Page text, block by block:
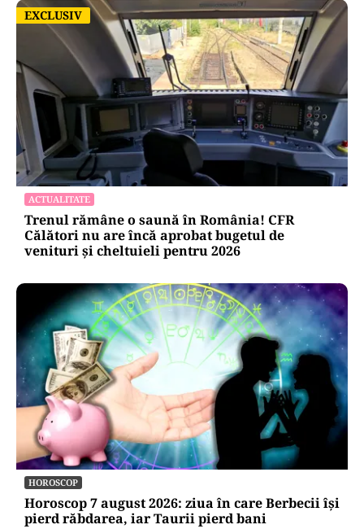
EXCLUSIV
EXCLUSIV
ACTUALITATE
Trenul rămâne o saună în România! CFR
Călători nu are încă aprobat bugetul de
venituri și cheltuieli pentru 2026
HOROSCOP
Horoscop 7 august 2026: ziua în care Berbecii își
pierd răbdarea, iar Taurii pierd bani